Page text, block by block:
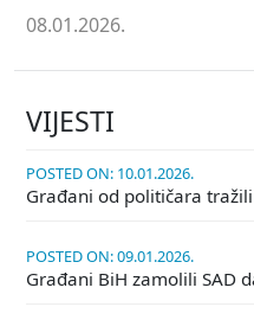
08.01.2026.
VIJESTI
POSTED ON: 10.01.2026.
Građani od političara
POSTED ON: 09.01.2026.
Građani BiH zamolili SAD